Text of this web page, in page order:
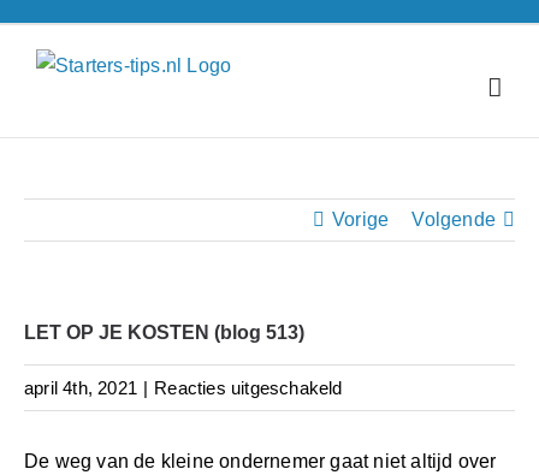
naar
Vorige Volgende
LET OP JE KOSTEN (blog 513)
april 4th, 2021 | Reacties uitgeschakeldvoor
OP
De weg van de kleine ondernemer gaat niet altijd over